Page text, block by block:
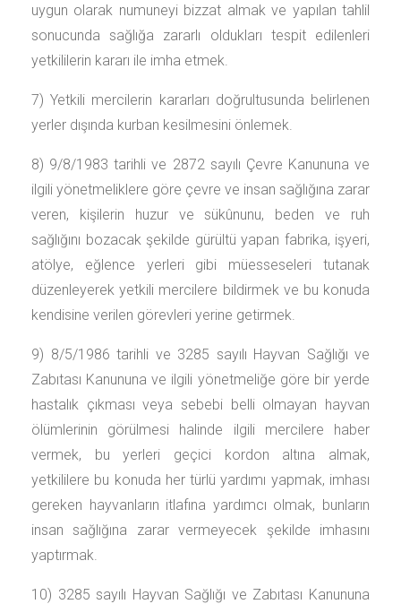
uygun olarak numuneyi bizzat almak ve yapılan tahlil
sonucunda sağlığa zararlı oldukları tespit edilenleri
yetkililerin kararı ile imha etmek.
7) Yetkili mercilerin kararları doğrultusunda belirlenen
yerler dışında kurban kesilmesini önlemek.
8) 9/8/1983 tarihli ve 2872 sayılı Çevre Kanununa ve
ilgili yönetmeliklere göre çevre ve insan sağlığına zarar
veren, kişilerin huzur ve sükûnunu, beden ve ruh
sağlığını bozacak şekilde gürültü yapan fabrika, işyeri,
atölye, eğlence yerleri gibi müesseseleri tutanak
düzenleyerek yetkili mercilere bildirmek ve bu konuda
kendisine verilen görevleri yerine getirmek.
9) 8/5/1986 tarihli ve 3285 sayılı Hayvan Sağlığı ve
Zabıtası Kanununa ve ilgili yönetmeliğe göre bir yerde
hastalık çıkması veya sebebi belli olmayan hayvan
ölümlerinin görülmesi halinde ilgili mercilere haber
vermek, bu yerleri geçici kordon altına almak,
yetkililere bu konuda her türlü yardımı yapmak, imhası
gereken hayvanların itlafına yardımcı olmak, bunların
insan sağlığına zarar vermeyecek şekilde imhasını
yaptırmak.
10) 3285 sayılı Hayvan Sağlığı ve Zabıtası Kanununa